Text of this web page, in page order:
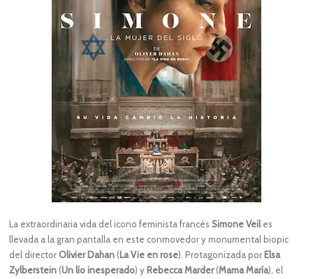
La extraordinaria vida del icono feminista francés Simone Veiles
llevada a la gran pantalla en este conmovedor y monumental biopic
del director Olivier Dahan (La Vie en rose). Protagonizada por Elsa
Zylberstein (Un lío inesperado) y Rebecca Marder(Mama María), el